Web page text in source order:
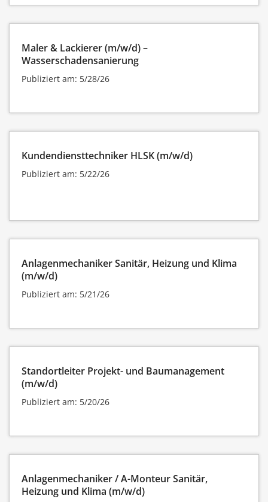
Maler & Lackierer (m/w/d) –
Wasserschadensanierung
Publiziert am: 5/28/26
Kundendiensttechniker HLSK (m/w/d)
Publiziert am: 5/22/26
Anlagenmechaniker Sanitär, Heizung und Klima
(m/w/d)
Publiziert am: 5/21/26
Standortleiter Projekt- und Baumanagement
(m/w/d)
Publiziert am: 5/20/26
Anlagenmechaniker / A-Monteur Sanitär,
Heizung und Klima (m/w/d)